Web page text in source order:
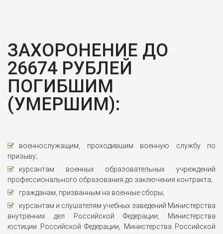
ЗАХОРОНЕНИЕ ДО
26674 РУБЛЕЙ
ПОГИБШИМ
(УМЕРШИМ):
военнослужащим, проходившим военную службу по
призыву;
курсантам военных образовательных учреждений
профессионального образования до заключения контракта;
гражданам, призванным на военные сборы;
курсантам и слушателям учебных заведений Министерства
внутренних дел Российской Федерации, Министерства
юстиции Российской Федерации, Министерства Российской